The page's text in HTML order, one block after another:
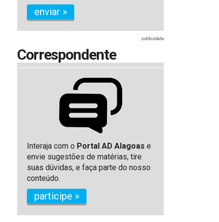
enviar »
Correspondente
Interaja com o Portal AD Alagoas e
envie sugestões de matérias, tire
suas dúvidas, e faça parte do nosso
conteúdo.
participe »